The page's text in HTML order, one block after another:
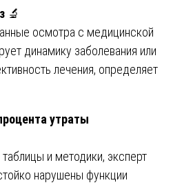
🔬
осмотра с медицинской
динамику заболевания или
лечения, определяет
утраты
и методики, эксперт
нарушены функции